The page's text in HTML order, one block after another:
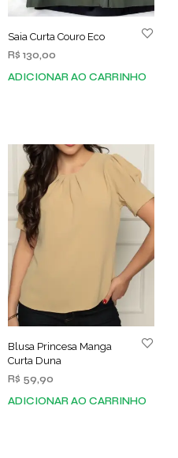
Saia Curta Couro Eco
R$ 130,00
ADICIONAR AO CARRINHO
Este
Blusa Princesa Manga
Curta Duna
R$ 59,90
ADICIONAR AO CARRINHO